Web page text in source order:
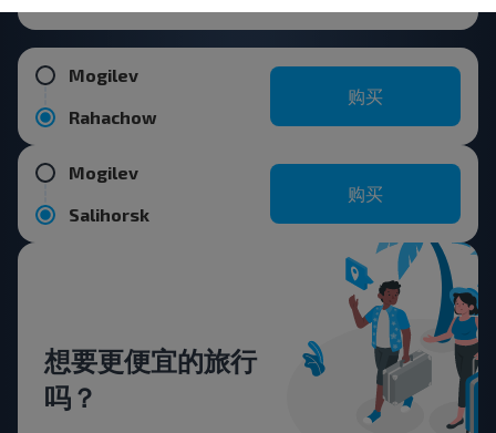
Mogilev
Rahachow
购买
Mogilev
Salihorsk
购买
想要更便宜的旅行
吗？